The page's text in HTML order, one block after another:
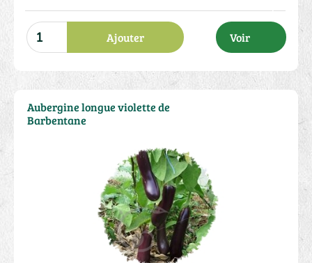
Ajouter Voir
Aubergine longue violette de
Barbentane